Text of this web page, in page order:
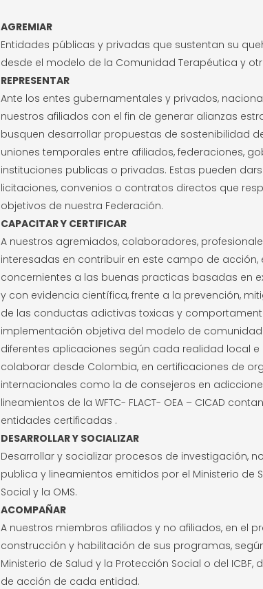
AGREMIAR
Entidades públicas y privadas que sustentan su
desde el modelo de la Comunidad Terapéutica y
REPRESENTAR
Ante los entes gubernamentales y privados,
nuestros afiliados con el fin de generar alianzas
busquen desarrollar propuestas de sostenibilidad de
uniones temporales entre afiliados, federaciones,
instituciones publicas o privadas. Estas pueden
licitaciones, convenios o contratos directos que
objetivos de nuestra Federación.
CAPACITAR Y CERTIFICAR
A nuestros agremiados, colaboradores,
interesadas en contribuir en este campo de acción,
concernientes a las buenas practicas basadas en
y con evidencia científica, frente a la prevención,
de las conductas adictivas toxicas y
implementación objetiva del modelo de
diferentes aplicaciones según cada realidad local e
colaborar desde Colombia, en certificaciones de
internacionales como la de consejeros en
lineamientos de la WFTC- FLACT- OEA – CICAD
entidades certificadas .
DESARROLLAR Y SOCIALIZAR
Desarrollar y socializar procesos de investigación,
publica y lineamientos emitidos por el Ministerio de
Social y la OMS.
ACOMPAÑAR
A nuestros miembros afiliados y no afiliados, en el
construcción y habilitación de sus programas,
Ministerio de Salud y la Protección Social o del ICBF,
de acción de cada entidad.